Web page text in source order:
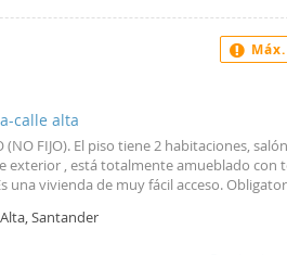
con plato de ducha y mampara.
de PVC climalit oscilobatientes, y es
en la reforma.Dispone de dos
Se encuentra ubicado en el centro de
a 100 metros del parking de la vidriera.No
sin compromiso.
calle alta
(NO FIJO). El piso tiene 2 habitaciones,
exterior , está totalmente amueblado con
una vivienda de muy fácil acceso.
Santander